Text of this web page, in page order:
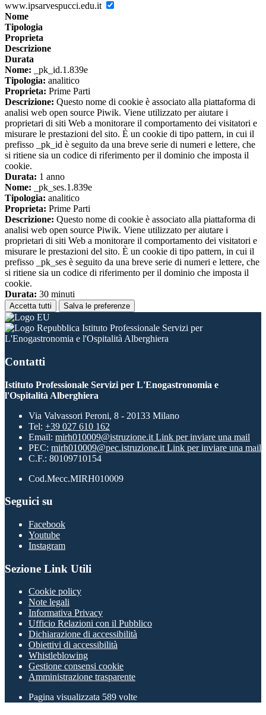
www.ipsarvespucci.edu.it
Nome
Tipologia
Proprieta
Descrizione
Durata
Nome: _pk_id.1.839e
Tipologia: analitico
Proprieta: Prime Parti
Descrizione: Questo nome di cookie è associato alla piattaforma di
analisi web open source Piwik. Viene utilizzato per aiutare i
proprietari di siti Web a monitorare il comportamento dei visitatori e
misurare le prestazioni del sito. È un cookie di tipo pattern, in cui il
prefisso _pk_id è seguito da una breve serie di numeri e lettere, che
si ritiene sia un codice di riferimento per il dominio che imposta il
cookie.
Durata: 1 anno
Nome: _pk_ses.1.839e
Tipologia: analitico
Proprieta: Prime Parti
Descrizione: Questo nome di cookie è associato alla piattaforma di
analisi web open source Piwik. Viene utilizzato per aiutare i
proprietari di siti Web a monitorare il comportamento dei visitatori e
misurare le prestazioni del sito. È un cookie di tipo pattern, in cui il
prefisso _pk_ses è seguito da una breve serie di numeri e lettere, che
si ritiene sia un codice di riferimento per il dominio che imposta il
cookie.
Durata: 30 minuti
Accetta tutti Salva le preferenze
Istituto Professionale Servizi per
L'Enogastronomia e l'Ospitalità Alberghiera
Contatti
Istituto Professionale Servizi per L'Enogastronomia e
l'Ospitalità Alberghiera
Via Valvassori Peroni, 8 - 20133 Milano
Tel: +39 027 610 162
Email: mirh010009@istruzione.it Link per inviare una mail
PEC: mirh010009@pec.istruzione.it Link per inviare una mail
C.F.: 80109710154
Cod.Mecc.MIRH010009
Seguici su
Facebook
Youtube
Instagram
Sezione Link Utili
Cookie policy
Note legali
Informativa Privacy
Ufficio Relazioni con il Pubblico
Dichiarazione di accessibilità
Obiettivi di accessibilità
Whistleblowing
Gestione consensi cookie
Amministrazione trasparente
Pagina visualizzata 589 volte